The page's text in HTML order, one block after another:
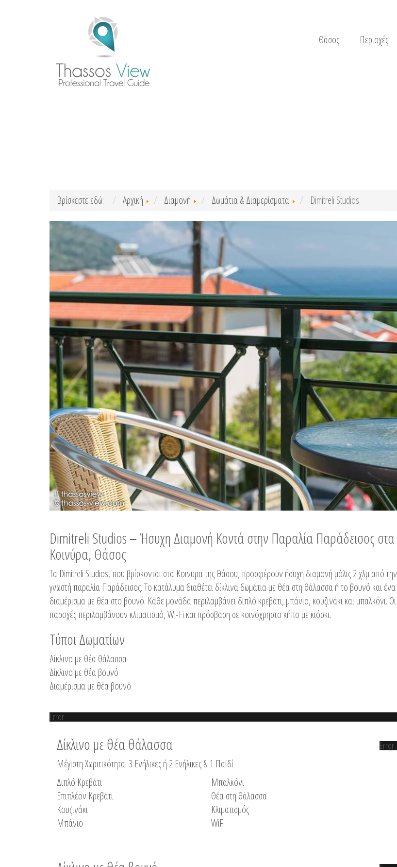
Θάσος Περιοχές
Βρίσκεστε εδώ: Αρχική Διαμονή Δωμάτια & Διαμερίσματα Dimitreli Studios
Dimitreli Studios – Ήσυχη Διαμονή Κοντά στην Παραλία Παράδεισος στα
Κοινύρα, Θάσος
Τα Dimitreli Studios, που βρίσκονται στα Κοινυρα της Θάσου, προσφέρουν ήσυχη διαμονή μόλις 2 χλμ από την
γνωστή παραλία Παράδεισος. Το κατάλυμα διαθέτει δίκλινα δωμάτια με θέα στη θάλασσα ή το βουνό και ένα
διαμέρισμα με θέα στο βουνό. Κάθε μονάδα περιλαμβάνει διπλό κρεβάτι, μπάνιο, κουζινάκι και μπαλκόνι. Οι
παροχές περιλαμβάνουν κλιματισμό, Wi-Fi και πρόσβαση σε κοινόχρηστο κήπο με κιόσκι.
Τύποι Δωματίων
Δίκλινο με θέα θάλασσα
Δίκλινο με θέα βουνό
Διαμέρισμα με θέα βουνό
Error
Δίκλινο με θέα θάλασσα
Μέγιστη Χωριτικότητα: 3 Ενήλικες ή 2 Ενήλικες & 1 Παιδί
Διπλό Κρεβάτι
Επιπλέον Κρεβάτι
Κουζινάκι
Μπάνιο
Μπαλκόνι
Θέα στη θάλασσα
Κλιματισμός
WiFi
Error